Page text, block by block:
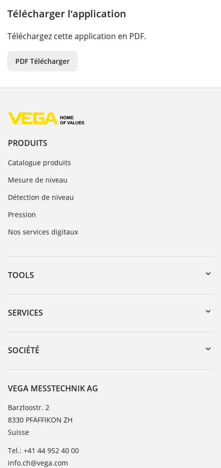
Télécharger l‘application
Téléchargez cette application en PDF.
PDF Télécharger
PRODUITS
Catalogue produits
Mesure de niveau
Détection de niveau
Pression
Nos services digitaux
TOOLS
Téléchargements
Recherche par numéro de série
DTM Collection/PACTware
SERVICES
Retour d'appareil
Formations
TeamViewer
SOCIÉTÉ
À propos de VEGA
Contact
News
Presse
Blog
VEGA MESSTECHNIK AG
Barzloostr. 2
8330 PFÄFFIKON ZH
Suisse
Tel.: +41 44 952 40 00
info.ch@vega.com